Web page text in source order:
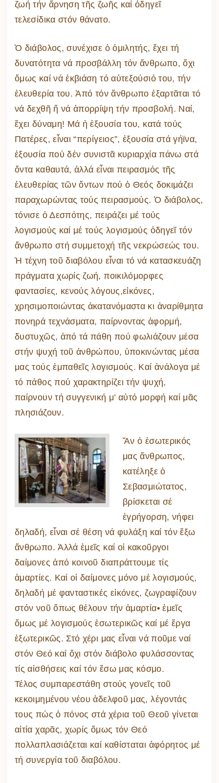
ζωή τήν ἄρνηση τῆς ζωῆς καί ὁδηγεῖ
τελεσίδικα στόν θάνατο.
Ὁ διάβολος, συνέχισε ὁ ὁμιλητής, ἔχει τή
δυνατότητα νά προσβάλλη τόν ἄνθρωπο, ὄχι
ὅμως καί νά ἐκβιάση τό αὐτεξούσιό του, τήν
ἐλευθερία του. Ἀπό τόν ἄνθρωπο ἐξαρτᾶται τό
νά δεχθῆ ἤ νά ἀπορρίψη τήν προσβολή. Ναί,
ἔχει δύναμη! Μά ἡ ἐξουσία του, κατά τούς
Πατέρες, εἶναι “περίγειος”, ἐξουσία στά γήϊνα,
ἐξουσία πού δέν συνιστᾶ κυριαρχία πάνω στά
ὄντα καθαυτά, ἀλλά εἶναι πειρασμός τῆς
ἐλευθερίας τῶν ὄντων πού ὁ Θεός δοκιμάζει
παραχωρώντας τούς πειρασμούς. Ὁ διάβολος,
τόνισε ὁ Δεσπότης, πειράζει μέ τούς
λογισμούς καί μέ τούς λογισμούς ὁδηγεῖ τόν
ἄνθρωπο στή συμμετοχή τῆς νεκρώσεώς του.
Ἡ τέχνη τοῦ διαβόλου εἶναι τό νά κατασκευάζη
πράγματα χωρίς ζωή, ποικιλόμορφες
φαντασίες, κενούς λόγους,εἰκόνες,
χρησιμοποιώντας ἀκατανόμαστα κι ἀναρίθμητα
πονηρά τεχνάσματα, παίρνοντας ἀφορμή,
δυστυχῶς, ἀπό τά πάθη πού φωλιάζουν μέσα
στήν ψυχή τοῦ ἀνθρώπου, ὑποκινώντας μέσα
μας τούς ἐμπαθεῖς λογισμούς. Καί ἀνάλογα μέ
τό πάθος πού χαρακτηρίζει τήν ψυχή,
παίρνουν τή συγγενική μ’ αὐτό μορφή καί μᾶς
πλησιάζουν.
Ἄν ὁ ἐσωτερικός
μας ἄνθρωπος,
κατέληξε ὁ
Σεβασμιώτατος,
βρίσκεται σέ
ἐγρήγορση, νήφει
δηλαδή, εἶναι σέ θέση νά φυλάξη καί τόν ἔξω
ἄνθρωπο. Ἀλλά ἐμεῖς καί οἱ κακοῦργοι
δαίμονες ἀπό κοινοῦ διαπράττουμε τίς
ἁμαρτίες. Καί οἱ δαίμονες μόνο μέ λογισμούς,
δηλαδή μέ φανταστικές εἰκόνες, ζωγραφίζουν
στόν νοῦ ὅπως θέλουν τήν ἁμαρτία• ἐμεῖς
ὅμως μέ λογισμούς ἐσωτερικῶς καί μέ ἔργα
ἐξωτερικῶς. Στό χέρι μας εἶναι νά ποῦμε ναί
στόν Θεό καί ὄχι στόν διάβολο φυλάσσοντας
τίς αἰσθήσεις καί τόν ἔσω μας κόσμο.
Τέλος συμπαρεστάθη στούς γονεῖς τοῦ
κεκοιμημένου νέου ἀδελφοῦ μας, λέγοντάς
τους πώς ὁ πόνος στά χέρια τοῦ Θεοῦ γίνεται
αἰτία χαρᾶς, χωρίς ὅμως τόν Θεό
πολλαπλασιάζεται καί καθίσταται ἀφόρητος μέ
τή συνεργία τοῦ διαβόλου.